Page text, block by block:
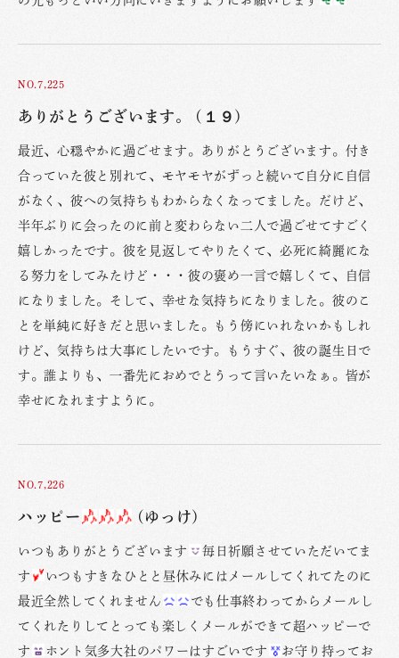
NO.7,225
ありがとうございます。 (１９)
最近、心穏やかに過ごせます。ありがとうございます。付き
合っていた彼と別れて、モヤモヤがずっと続いて自分に自信
がなく、彼への気持ちもわからなくなってました。だけど、
半年ぶりに会ったのに前と変わらない二人で過ごせてすごく
嬉しかったです。彼を見返してやりたくて、必死に綺麗にな
る努力をしてみたけど・・・彼の褒め一言で嬉しくて、自信
になりました。そして、幸せな気持ちになりました。彼のこ
とを単純に好きだと思いました。もう傍にいれないかもしれ
けど、気持ちは大事にしたいです。もうすぐ、彼の誕生日で
す。誰よりも、一番先におめでとうって言いたいなぁ。皆が
幸せになれますように。
NO.7,226
ハッピー (ゆっけ)
いつもありがとうございます
毎日祈願させていただいてま
す
いつもすきなひとと昼休みにはメールしてくれてたのに
最近全然してくれません
でも仕事終わってからメールし
てくれたりしてとっても楽しくメールができて超ハッピーで
す
ホント気多大社のパワーはすごいです
お守り持ってお